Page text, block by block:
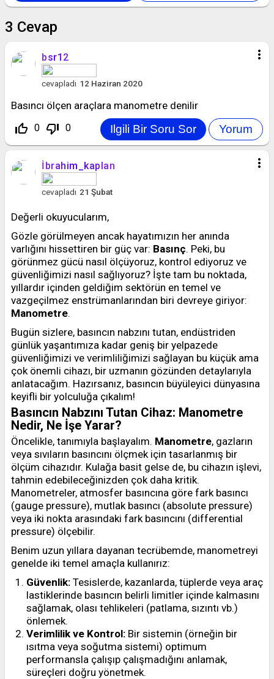
3 Cevap
more_vert
bsr12
cevapladı 12 Haziran 2020
Basıncı ölçen araçlara manometre denilir
thumb_up_off_alt 0 thumb_down_off_alt 0
more_vert
İbrahim_kaplan
cevapladı 21 Şubat
Değerli okuyucularım,
Gözle görülmeyen ancak hayatımızın her anında
varlığını hissettiren bir güç var: Basınç. Peki, bu
görünmez gücü nasıl ölçüyoruz, kontrol ediyoruz ve
güvenliğimizi nasıl sağlıyoruz? İşte tam bu noktada,
yıllardır içinden geldiğim sektörün en temel ve
vazgeçilmez enstrümanlarından biri devreye giriyor:
Manometre.
Bugün sizlere, basıncın nabzını tutan, endüstriden
günlük yaşantımıza kadar geniş bir yelpazede
güvenliğimizi ve verimliliğimizi sağlayan bu küçük ama
çok önemli cihazı, bir uzmanın gözünden detaylarıyla
anlatacağım. Hazırsanız, basıncın büyüleyici dünyasına
keyifli bir yolculuğa çıkalım!
Basıncın Nabzını Tutan Cihaz: Manometre
Nedir, Ne İşe Yarar?
Öncelikle, tanımıyla başlayalım. Manometre, gazların
veya sıvıların basıncını ölçmek için tasarlanmış bir
ölçüm cihazıdır. Kulağa basit gelse de, bu cihazın işlevi,
tahmin edebileceğinizden çok daha kritik.
Manometreler, atmosfer basıncına göre fark basıncı
(gauge pressure), mutlak basıncı (absolute pressure)
veya iki nokta arasındaki fark basıncını (differential
pressure) ölçebilir.
Benim uzun yıllara dayanan tecrübemde, manometreyi
genelde iki temel amaçla kullanırız:
Güvenlik: Tesislerde, kazanlarda, tüplerde veya araç
lastiklerinde basıncın belirli limitler içinde kalmasını
sağlamak, olası tehlikeleri (patlama, sızıntı vb.)
önlemek.
Verimlilik ve Kontrol: Bir sistemin (örneğin bir
ısıtma veya soğutma sistemi) optimum
performansla çalışıp çalışmadığını anlamak,
süreçleri doğru yönetmek.